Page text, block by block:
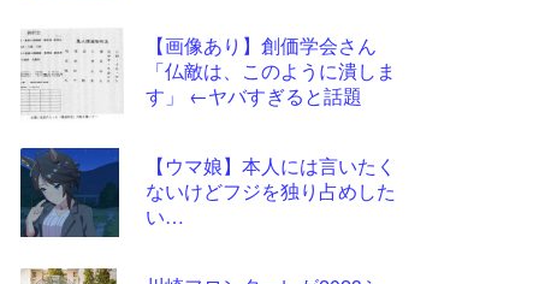
【画像あり】創価学会さん
「仏敵は、このように潰しま
す」 ←ヤバすぎると話題
【ウマ娘】本人には言いたく
ないけどフジを独り占めした
い…